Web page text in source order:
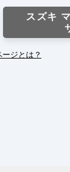
スズキ
ジとは？